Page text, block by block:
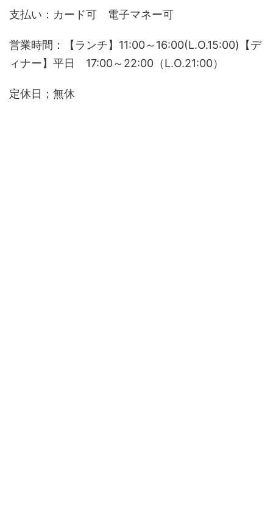
支払い：カード可 電子マネー可
営業時間：【ランチ】11:00～16:00(L.O.15:00)【デ
ィナー】平日 17:00～22:00（L.O.21:00）
定休日；無休